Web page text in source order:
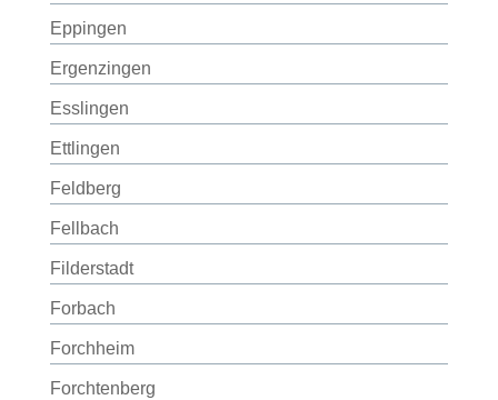
Eppingen
Ergenzingen
Esslingen
Ettlingen
Feldberg
Fellbach
Filderstadt
Forbach
Forchheim
Forchtenberg